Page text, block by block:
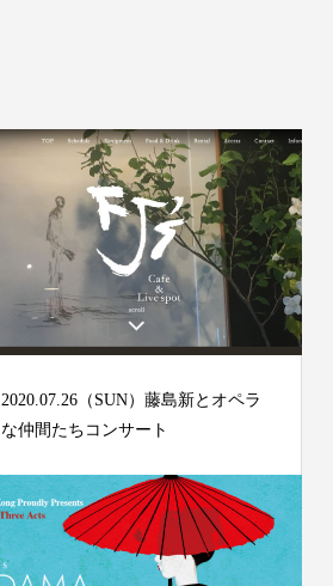
2020.07.26（SUN）藤島新とオペラ
な仲間たちコンサート